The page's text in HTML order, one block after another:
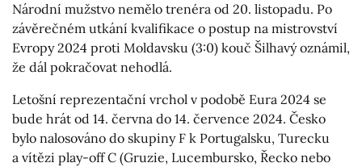
Národní mužstvo nemělo trenéra od 20. listopadu. Po
závěrečném utkání kvalifikace o postup na mistrovství
Evropy 2024 proti Moldavsku (3:0) kouč Šilhavý oznámil,
že dál pokračovat nehodlá.
Letošní reprezentační vrchol v podobě Eura 2024 se
bude hrát od 14. června do 14. července 2024. Česko
bylo nalosováno do skupiny F k Portugalsku, Turecku
a vítězi play-off C (Gruzie, Lucembursko, Řecko nebo